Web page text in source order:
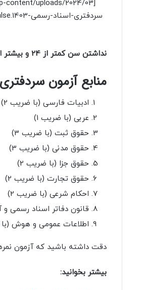
نداشتن سن کمتر از 24 و بیشتر از 50 سال از شروط مهم ثبت آزمون سردفتری 1403 می باشد.
منابع آزمون سردفتری
ادبیات فارسی (با ضریب 2)
عربی (با ضریب 1)
حقوق ثبت (با ضریب 3)
حقوق مدنی (با ضریب 3)
حقوق جزا (با ضریب 2)
حقوق تجارت (با ضریب 2)
احکام شرعی (با ضریب 2)
قانون دفاتر اسناد رسمی و
اطلاعات عمومی و هوش (با
دقت داشته باشید که آزمون
بیشتر بخوانید: